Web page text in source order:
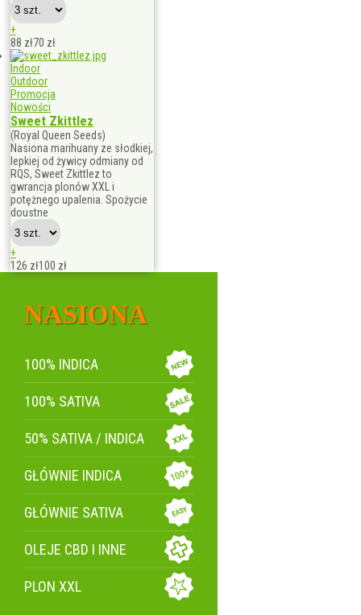
+
88 zł70 zł
Indoor
Outdoor
Promocja
Nowości
Sweet Zkittlez
(Royal Queen Seeds)
Nasiona marihuany ze słodkiej,
lepkiej od żywicy odmiany od
RQS, Sweet Zkittlez to
gwrancja plonów XXL i
potężnego upalenia. Spożycie
doustne
+
126 zł100 zł
NASIONA
100% INDICA
100% SATIVA
50% SATIVA / INDICA
GŁÓWNIE INDICA
GŁÓWNIE SATIVA
OLEJE CBD I INNE
PLON XXL